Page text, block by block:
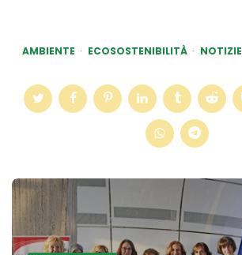
AMBIENTE ECOSOSTENIBILITÀ NOTIZIE
Post
navigation